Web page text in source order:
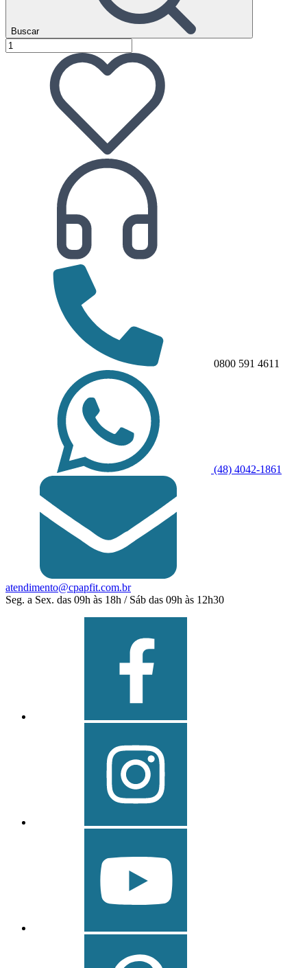
Buscar
0800 591 4611
(48) 4042-1861
atendimento@cpapfit.com.br
Seg. a Sex. das 09h às 18h / Sáb das 09h às 12h30